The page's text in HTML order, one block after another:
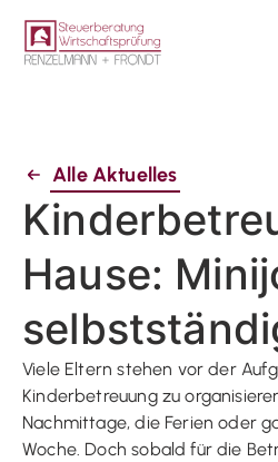
Alle Aktuelles
Hause:
Viele Eltern stehen vor der
Kinderbetreuung zu
Nachmittage, die Ferien oder
Woche. Doch sobald für die